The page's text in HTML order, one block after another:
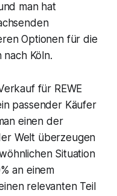
man hat
Optionen für die
nach Köln.
für REWE
passender Käufer
einen der
Welt überzeugen
Situation
an einem
relevanten Teil